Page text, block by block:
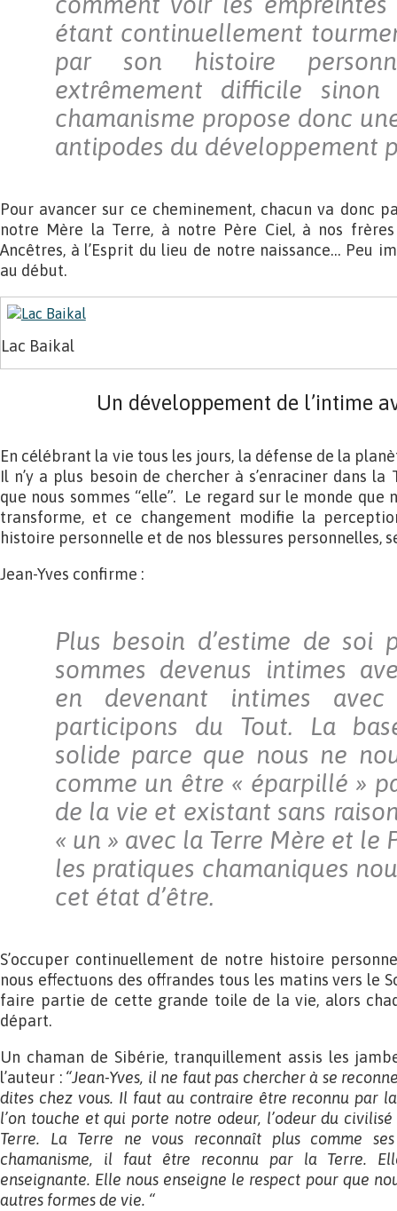
étant continuellement
par son histoire
extrêmement difficile sinon
chamanisme propose donc
antipodes du développement
Pour avancer sur ce cheminement, chacun va donc
notre Mère la Terre, à notre Père Ciel, à nos
Ancêtres, à l’Esprit du lieu de notre naissance… Peu
au début.
Lac Baikal
Un développement de l’intime
En célébrant la vie tous les jours, la défense de la
Il n’y a plus besoin de chercher à s’enraciner dans la
que nous sommes “elle”. Le regard sur le monde que
transforme, et ce changement modifie la
histoire personnelle et de nos blessures personnelles,
Jean-Yves confirme :
Plus besoin d’estime de soi
sommes devenus intimes
en devenant intimes
participons du Tout. La
solide parce que nous ne
comme un être « éparpillé »
de la vie et existant sans
« un » avec la Terre Mère et le
les pratiques chamaniques
cet état d’être.
S’occuper continuellement de notre histoire
nous effectuons des offrandes tous les matins vers le
faire partie de cette grande toile de la vie, alors
départ.
Un chaman de Sibérie, tranquillement assis les
l’auteur : “Jean-Yves, il ne faut pas chercher à se
dites chez vous. Il faut au contraire être reconnu par
l’on touche et qui porte notre odeur, l’odeur du
Terre. La Terre ne vous reconnaît plus comme
chamanisme, il faut être reconnu par la Terre.
enseignante. Elle nous enseigne le respect pour que
autres formes de vie. “